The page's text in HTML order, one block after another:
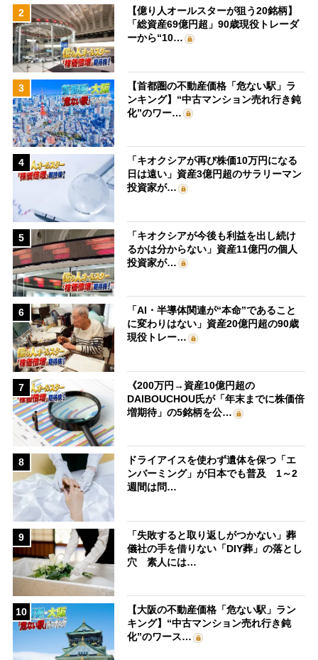
2
【億り人オールスターが狙う20銘柄】
「総資産69億円超」90歳現役トレーダ
ーから“10…
3
【首都圏の不動産価格「危ない駅」ラ
ンキング】“中古マンション売れ行き鈍
化”のワー…
4
「キオクシアが再び株価10万円になる
日は遠い」資産3億円超のサラリーマン
投資家が…
5
「キオクシアが今後も利益を出し続け
るかは分からない」資産11億円の個人
投資家が…
6
「AI・半導体関連が“本命”であること
に変わりはない」資産20億円超の90歳
現役トレー…
7
《200万円→資産10億円超の
DAIBOUCHOU氏が「年末までに株価倍
増期待」の5銘柄を公…
8
ドライアイスを使わず遺体を保つ「エ
ンバーミング」が日本でも普及 1～2
週間は問…
9
「失敗すると取り返しがつかない」葬
儀社の手を借りない「DIY葬」の落とし
穴 素人には…
10
【大阪の不動産価格「危ない駅」ラン
キング】“中古マンション売れ行き鈍
化”のワース…